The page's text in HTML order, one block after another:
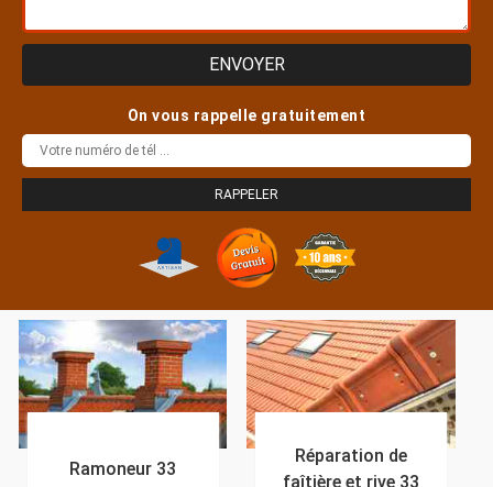
On vous rappelle gratuitement
Ramoneur 33
Réparation de
faîtière et rive 33